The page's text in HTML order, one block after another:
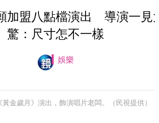
加盟八點檔演出 導演一見
驚：尺寸怎不一樣
娛樂
金歲月》演出，飾演唱片老闆。（民視提供）